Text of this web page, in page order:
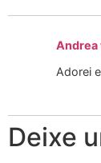
Andrea
Adorei
Deixe